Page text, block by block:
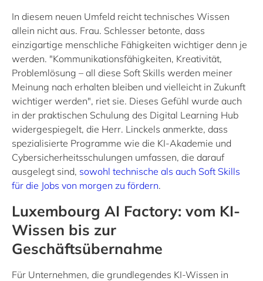
In diesem neuen Umfeld reicht technisches Wissen
allein nicht aus. Frau. Schlesser betonte, dass
einzigartige menschliche Fähigkeiten wichtiger denn je
werden. "Kommunikationsfähigkeiten, Kreativität,
Problemlösung – all diese Soft Skills werden meiner
Meinung nach erhalten bleiben und vielleicht in Zukunft
wichtiger werden", riet sie. Dieses Gefühl wurde auch
in der praktischen Schulung des Digital Learning Hub
widergespiegelt, die Herr. Linckels anmerkte, dass
spezialisierte Programme wie die KI-Akademie und
Cybersicherheitsschulungen umfassen, die darauf
ausgelegt sind, sowohl technische als auch Soft Skills
für die Jobs von morgen zu fördern.
Luxembourg AI Factory: vom KI-
Wissen bis zur
Geschäftsübernahme
Für Unternehmen, die grundlegendes KI-Wissen in